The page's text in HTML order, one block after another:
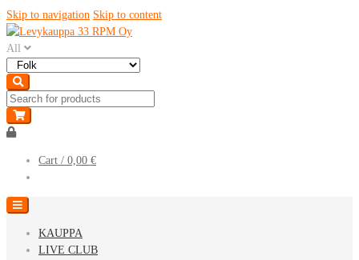
Skip to navigation Skip to content
All
Cart / 0,00 €
KAUPPA
LIVE CLUB